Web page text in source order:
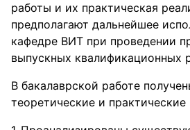
работы и их практическая
предполагают дальнейшее
кафедре ВИТ при проведении
выпускных квалификационных
В бакалаврской работе
теоретические и практические